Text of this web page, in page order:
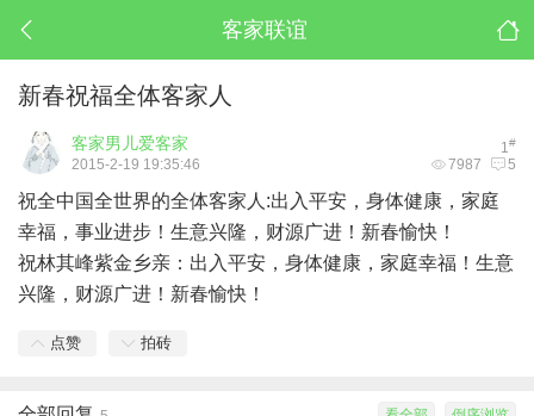
客家联谊
新春祝福全体客家人
1#
客家男儿爱客家
7987 5
2015-2-19 19:35:46
祝全中国全世界的全体客家人:出入平安，身体健康，家庭
幸福，事业进步！生意兴隆，财源广进！新春愉快！
祝林其峰紫金乡亲：出入平安，身体健康，家庭幸福！生意
兴隆，财源广进！新春愉快！
点赞 拍砖